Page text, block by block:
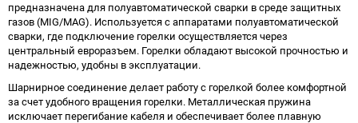
предназначена для полуавтоматической сварки в среде защитных
газов (MIG/MAG). Используется с аппаратами полуавтоматической
сварки, где подключение горелки осуществляется через
центральный евроразъем. Горелки обладают высокой прочностью и
надежностью, удобны в эксплуатации.
Шарнирное соединение делает работу с горелкой более комфортной
за счет удобного вращения горелки. Металлическая пружина
исключает перегибание кабеля и обеспечивает более плавную